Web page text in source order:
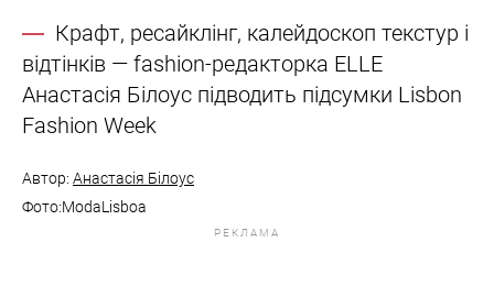
Крафт, ресайклінг, калейдоскоп текстур і
відтінків — fashion-редакторка ELLE
Анастасія Білоус підводить підсумки Lisbon
Fashion Week
Автор: Анастасія Білоус
Фото:ModaLisboa
РЕКЛАМА